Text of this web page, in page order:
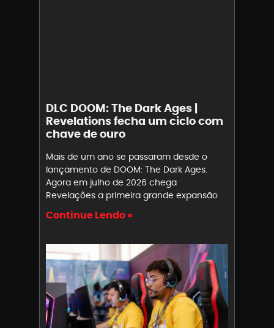
DLC DOOM: The Dark Ages |
Revelations fecha um ciclo com
chave de ouro
Mais de um ano se passaram desde o
lançamento de DOOM: The Dark Ages.
Agora em julho de 2026 chega
Revelações a primeira grande expansão
Continue Lendo »